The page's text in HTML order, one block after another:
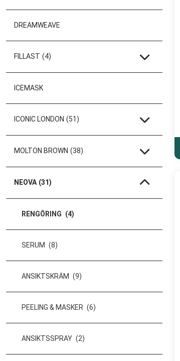
DREAMWEAVE
FILLAST (4)
ICEMASK
ICONIC LONDON (51)
MOLTON BROWN (38)
NEOVA (31)
RENGÖRING (4)
SERUM (8)
ANSIKTSKRÄM (9)
PEELING & MASKER (6)
ANSIKTSSPRAY (2)